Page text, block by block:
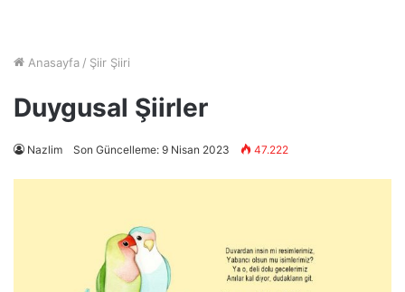
Anasayfa / Şiir Şiiri
Duygusal Şiirler
Nazlim Son Güncelleme: 9 Nisan 2023 47.222